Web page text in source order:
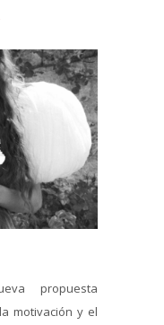
propuesta
motivación y el